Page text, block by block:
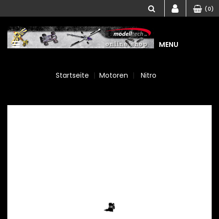
(0)
MENU
Startseite Motoren Nitro